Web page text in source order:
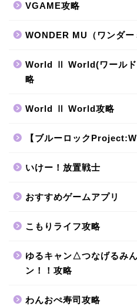
VGAME攻略
WONDER MU（ワンダー
World Ⅱ World(ワールド
略
World Ⅱ World攻略
【ブルーロック
いけー！放置戦士
おすすめゲームアプリ
こもりライフ攻略
ゆるキャン△つなげるみ
ン！！攻略
わんおぺ寿司攻略